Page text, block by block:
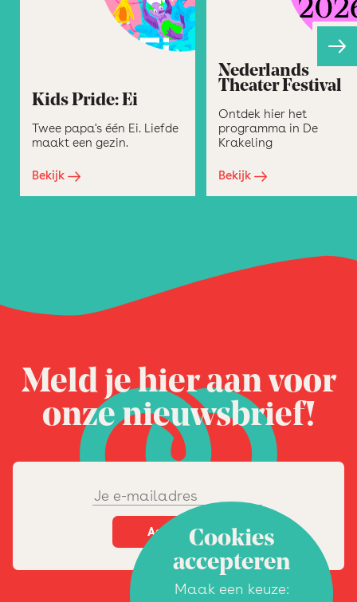
Kids Pride: Ei
Twee papa's één Ei. Liefde
maakt een gezin.
Bekijk
Nederlands
Theater Festival
Ontdek hier het
programma in De
Krakeling
Bekijk
Meld je hier aan voor
onze nieuwsbrief!
Cookies
accepteren
Maak een keuze: